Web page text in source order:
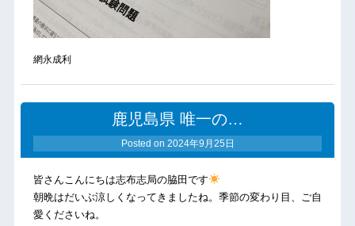
網永成利
鹿児島県 唯一の…
Posted on 2024年9月25日
皆さんこんにちは志布志局の脇田です
朝晩はだいぶ涼しくなってきましたね。季節の変わり目、ご自
愛くださいね。